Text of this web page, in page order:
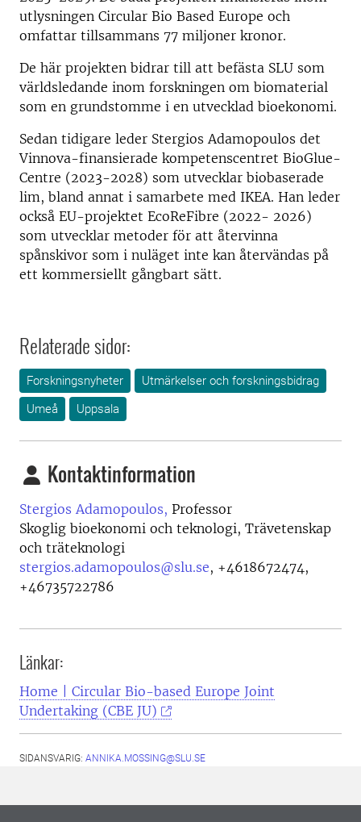
utlysningen Circular Bio Based Europe och
omfattar tillsammans 77 miljoner kronor.
De här projekten bidrar till att befästa SLU som
världsledande inom forskningen om biomaterial
som en grundstomme i en utvecklad bioekonomi.
Sedan tidigare leder Stergios Adamopoulos det
Vinnova-finansierade kompetenscentret BioGlue-
Centre (2023-2028) som utvecklar biobaserade
lim, bland annat i samarbete med IKEA. Han leder
också EU-projektet EcoReFibre (2022- 2026)
som utvecklar metoder för att återvinna
spånskivor som i nuläget inte kan återvändas på
ett kommersiellt gångbart sätt.
Relaterade sidor:
Forskningsnyheter
Utmärkelser och forskningsbidrag
Umeå
Uppsala
Kontaktinformation
Stergios Adamopoulos, Professor
Skoglig bioekonomi och teknologi, Trävetenskap
och träteknologi
stergios.adamopoulos@slu.se, +4618672474,
+46735722786
Länkar:
Home | Circular Bio-based Europe Joint
Undertaking (CBE JU)
SIDANSVARIG: ANNIKA.MOSSING@SLU.SE